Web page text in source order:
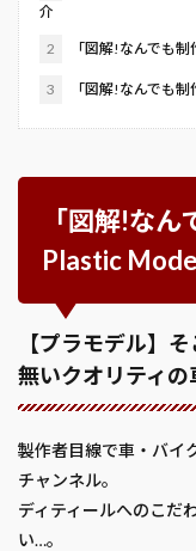
介
2 「図解!なんでも
3 「図解!なんでも
「図解!なん
Plastic
【プラモデル】
無いクオリティ
製作者目線で車・バイ
チャンネル。
ディティールへのこだ
い…。